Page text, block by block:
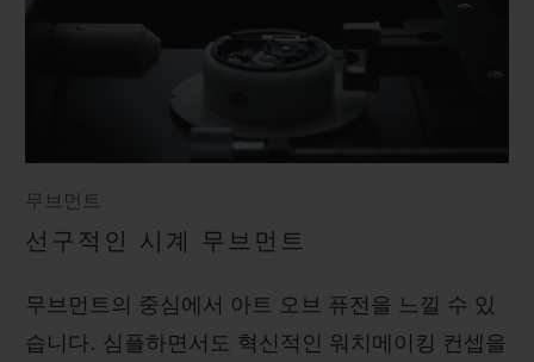
무브먼트
선구적인 시계 무브먼트
무브먼트의 중심에서 아트 오브 퓨전을 느낄 수 있
습니다. 심플하면서도 혁신적인 워치메이킹 컨셉을